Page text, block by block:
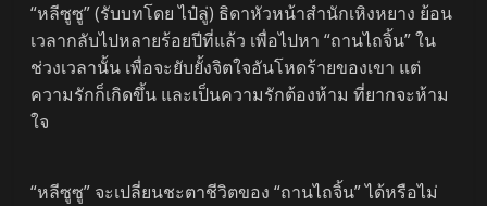
“หลีซูซู” (รับบทโดย ไป๋ลู่) ธิดาหัวหน้าสำนักเหิงหยาง ย้อน
เวลากลับไปหลายร้อยปีที่แล้ว เพื่อไปหา “ถานไถจิ้น” ใน
ช่วงเวลานั้น เพื่อจะยับยั้งจิตใจอันโหดร้ายของเขา แต่
ความรักก็เกิดขึ้น และเป็นความรักต้องห้าม ที่ยากจะห้าม
ใจ
“หลีซูซู” จะเปลี่ยนชะตาชีวิตของ “ถานไถจิ้น” ได้หรือไม่